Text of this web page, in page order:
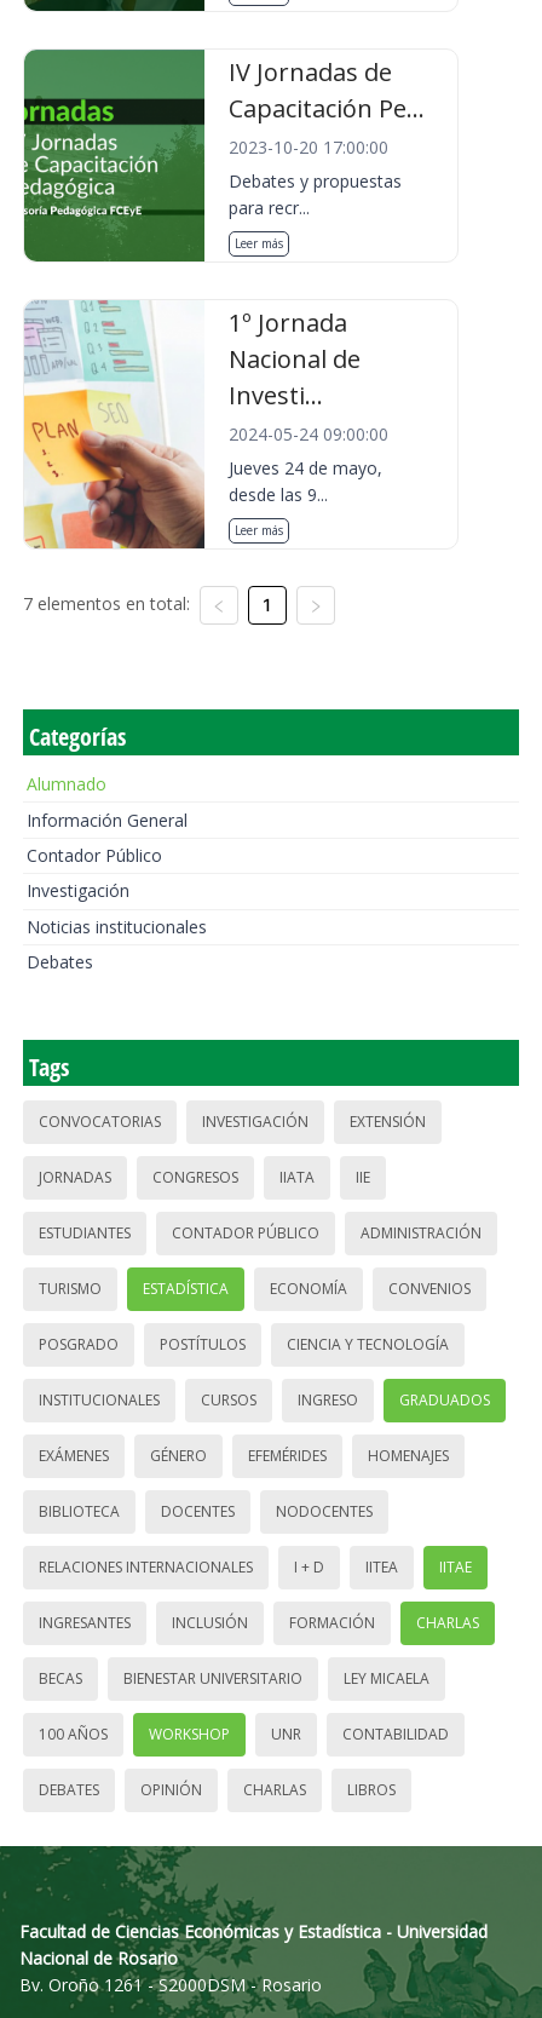
IV Jornadas de
Capacitación Pe...
2023-10-20 17:00:00
Debates y propuestas
para recr...
Leer más
1º Jornada
Nacional de
Investi...
2024-05-24 09:00:00
Jueves 24 de mayo,
desde las 9...
Leer más
7 elementos en total: 1
Categorías
Alumnado
Información General
Contador Público
Investigación
Noticias institucionales
Debates
Tags
CONVOCATORIAS INVESTIGACIÓN EXTENSIÓN
JORNADAS CONGRESOS IIATA IIE
ESTUDIANTES CONTADOR PÚBLICO ADMINISTRACIÓN
TURISMO ESTADÍSTICA ECONOMÍA CONVENIOS
POSGRADO POSTÍTULOS CIENCIA Y TECNOLOGÍA
INSTITUCIONALES CURSOS INGRESO GRADUADOS
EXÁMENES GÉNERO EFEMÉRIDES HOMENAJES
BIBLIOTECA DOCENTES NODOCENTES
RELACIONES INTERNACIONALES I + D IITEA IITAE
INGRESANTES INCLUSIÓN FORMACIÓN CHARLAS
BECAS BIENESTAR UNIVERSITARIO LEY MICAELA
100 AÑOS WORKSHOP UNR CONTABILIDAD
DEBATES OPINIÓN CHARLAS LIBROS
Facultad de Ciencias Económicas y Estadística - Universidad
Nacional de Rosario
Bv. Oroño 1261 - S2000DSM - Rosario